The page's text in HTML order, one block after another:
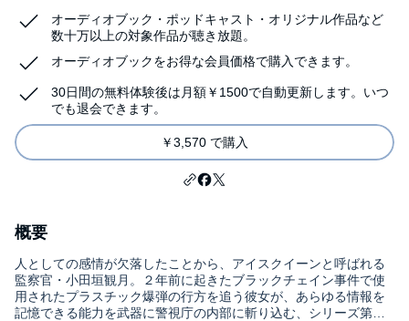
オーディオブック・ポッドキャスト・オリジナル作品など
数十万以上の対象作品が聴き放題。
オーディオブックをお得な会員価格で購入できます。
30日間の無料体験後は月額￥1500で自動更新します。いつ
でも退会できます。
￥3,570 で購入
概要
人としての感情が欠落したことから、アイスクイーンと呼ばれる
監察官・小田垣観月。２年前に起きたブラックチェイン事件で使
用されたプラスチック爆弾の行方を追う彼女が、あらゆる情報を
記憶できる能力を武器に警視庁の内部に斬り込む、シリーズ第１